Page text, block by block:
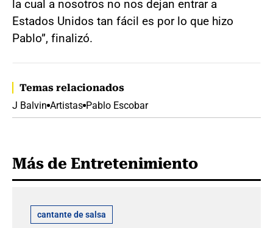
la cual a nosotros no nos dejan entrar a
Estados Unidos tan fácil es por lo que hizo
Pablo”, finalizó.
Temas relacionados
J Balvin Artistas Pablo Escobar
Más de Entretenimiento
cantante de salsa